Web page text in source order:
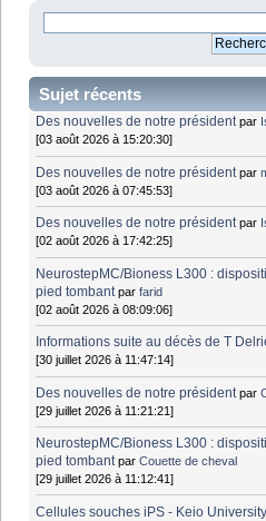
Sujet récents
Des nouvelles de notre président par
[03 août 2026 à 15:20:30]
Des nouvelles de notre président par
[03 août 2026 à 07:45:53]
Des nouvelles de notre président par
[02 août 2026 à 17:42:25]
NeurostepMC/Bioness L300 :
pied tombant parfarid
[02 août 2026 à 08:09:06]
Informations suite au décès de T
[30 juillet 2026 à 11:47:14]
Des nouvelles de notre président par
[29 juillet 2026 à 11:21:21]
NeurostepMC/Bioness L300 :
pied tombant parCouette de cheval
[29 juillet 2026 à 11:12:41]
Cellules souches iPS - Keio